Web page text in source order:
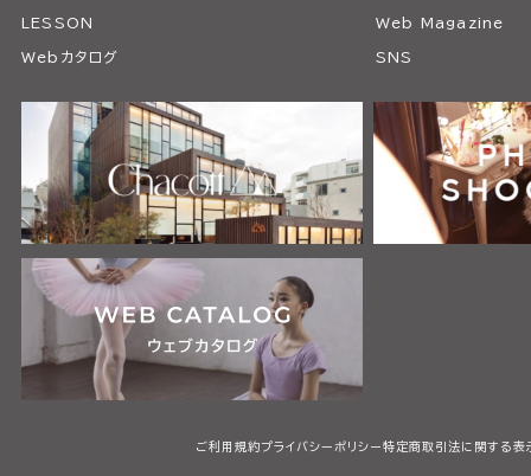
LESSON Web Magazine
Webカタログ SNS
ご利用規約プライバシーポリシー特定商取引法に関する表